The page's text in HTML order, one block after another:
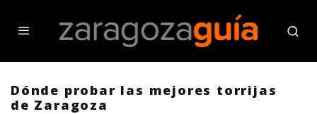
Dónde probar las mejores torrijas
de Zaragoza